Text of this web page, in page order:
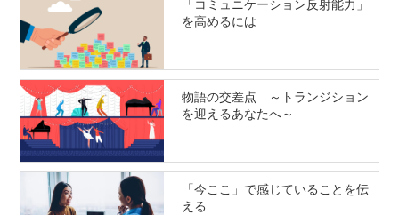
「コミュニケーション反射能力」
を高めるには
物語の交差点 ～トランジション
を迎えるあなたへ～
「今ここ」で感じていることを伝
える